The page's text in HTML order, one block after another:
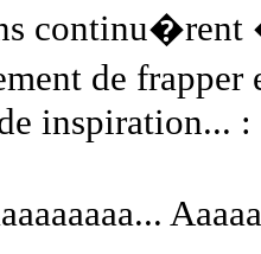
continu�rent
de frapper
inspiration... :